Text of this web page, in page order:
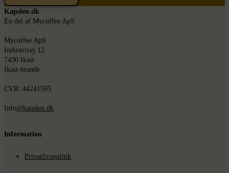
Kapslen.dk
En del af Mycoffee ApS
Mycoffee ApS
Industrivej 12
7430 Ikast
Ikast-brande
CVR: 44241595
Info@kapslen.dk
Information
Privatlivspolitik